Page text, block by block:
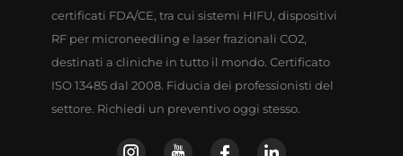
certificati FDA/CE, tra cui sistemi HIFU, dispositivi
RF per microneedling e laser frazionali CO2,
destinati a cliniche in tutto il mondo. Certificato
ISO 13485 dal 2008. Fiducia dei professionisti del
settore. Richiedi un preventivo oggi stesso.